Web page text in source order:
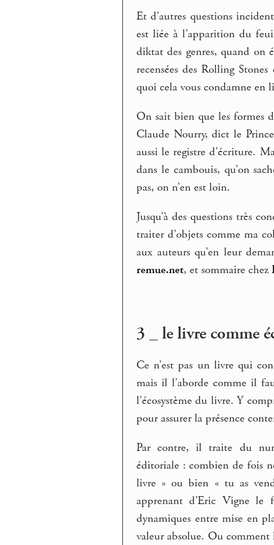
Et d’autres questions
est liée à l’apparition du
diktat des genres, quand on
recensées des Rolling
quoi cela vous condamne en
On sait bien que les formes
Claude Nourry, dict le
aussi le registre d’écriture.
dans le cambouis, qu’on
pas, on n’en est loin.
Jusqu’à des questions très
traiter d’objets comme ma
aux auteurs qu’en leur
remue.net, et sommaire chez
3 _ le livre comme
Ce n’est pas un livre qui
mais il l’aborde comme il
l’écosystème du livre. Y
pour assurer la présence
Par contre, il traite du
éditoriale : combien de fois
livre » ou bien « tu as
apprenant d’Eric Vigne le
dynamiques entre mise en
valeur absolue. Ou